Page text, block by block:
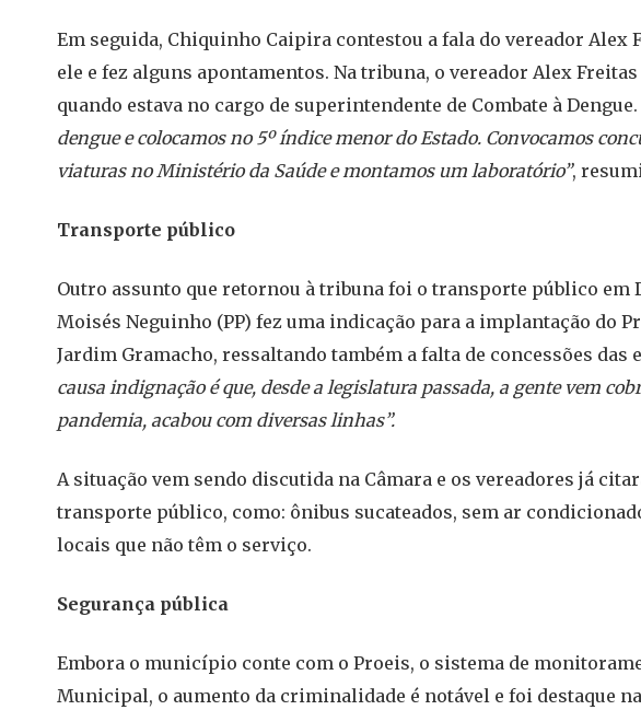
Em seguida, Chiquinho Caipira contestou a fala do vereador Alex
ele e fez alguns apontamentos. Na tribuna, o vereador Alex
quando estava no cargo de superintendente de Combate à Dengue.
dengue e colocamos no 5º índice menor do Estado. Convocamos
viaturas no Ministério da Saúde e montamos um laboratório”,
Transporte público
Outro assunto que retornou à tribuna foi o transporte público em
Moisés Neguinho (PP) fez uma indicação para a implantação do
Jardim Gramacho, ressaltando também a falta de concessões das
causa indignação é que, desde a legislatura passada, a gente vem
pandemia, acabou com diversas linhas”.
A situação vem sendo discutida na Câmara e os vereadores já
transporte público, como: ônibus sucateados, sem ar
locais que não têm o serviço.
Segurança pública
Embora o município conte com o Proeis, o sistema de
Municipal, o aumento da criminalidade é notável e foi destaque